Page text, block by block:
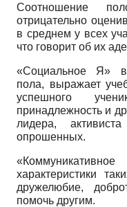
Соотношение
отрицательно
в среднем у всех
что говорит об их
«Социальное Я»
пола, выражает
успешного
принадлежность и
лидера,
опрошенных.
характеристики
дружелюбие,
помочь другим.